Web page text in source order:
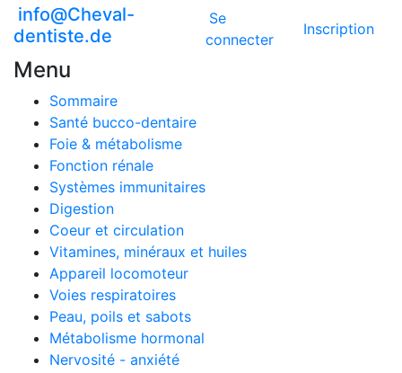
info@Cheval-
dentiste.de
Se
connecter
Inscription
Menu
Sommaire
Santé bucco-dentaire
Foie & métabolisme
Fonction rénale
Systèmes immunitaires
Digestion
Coeur et circulation
Vitamines, minéraux et huiles
Appareil locomoteur
Voies respiratoires
Peau, poils et sabots
Métabolisme hormonal
Nervosité - anxiété